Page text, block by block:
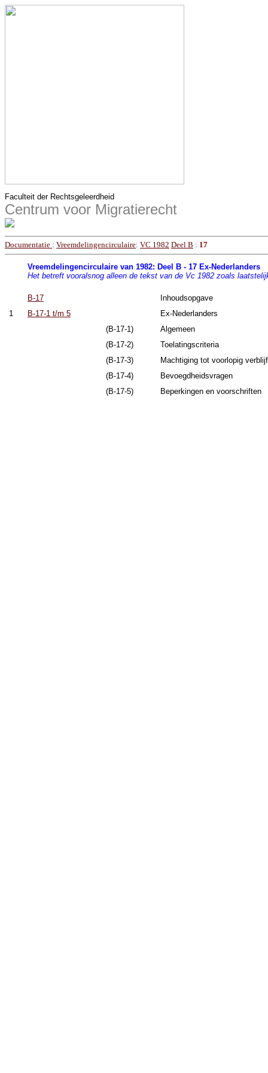
Faculteit der Rechtsgeleerdheid
Centrum voor Migratierecht
Documentatie : Vreemdelingencirculaire: VC 1982 Deel B : 17
Vreemdelingencirculaire van 1982: Deel B - 17 Ex-Nederlanders
Het betreft vooralsnog alleen de tekst van de Vc 1982 zoals
B-17
Inhoudsopgave
1
B-17-1 t/m 5
Ex-Nederlanders
(B-17-1)
Algemeen
(B-17-2)
Toelatingscriteria
(B-17-3)
Machtiging tot voorlopig verblijf
(B-17-4)
Bevoegdheidsvragen
(B-17-5)
Beperkingen en voorschriften